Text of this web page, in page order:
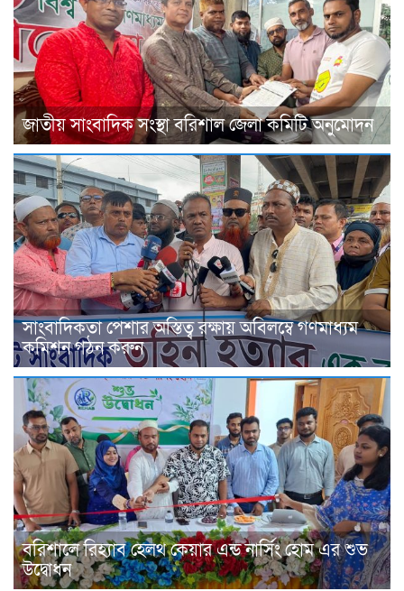
জাতীয় সাংবাদিক সংস্থা বরিশাল জেলা কমিটি অনুমোদন
সাংবাদিকতা পেশার অস্তিত্ব রক্ষায় অবিলম্বে গণমাধ্যম
কমিশন গঠন করুন
বরিশালে রিহ্যাব হেলথ কেয়ার এন্ড নার্সিং হোম এর শুভ
উদ্বোধন